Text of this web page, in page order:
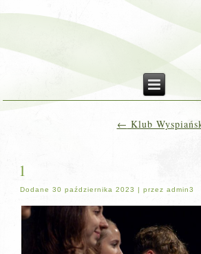
← Klub
1
Dodane 30 października 2023 |przez admin3